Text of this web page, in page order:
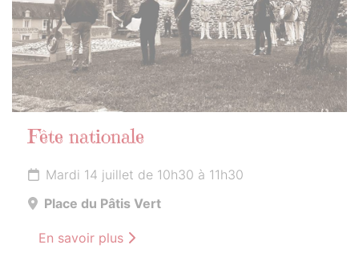
Fête nationale
Mardi 14 juillet de 10h30 à 11h30
Place du Pâtis Vert
En savoir plus